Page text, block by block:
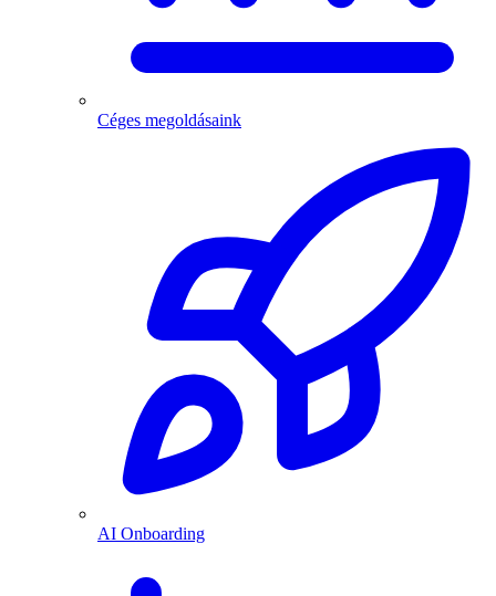
Céges megoldásaink
AI Onboarding